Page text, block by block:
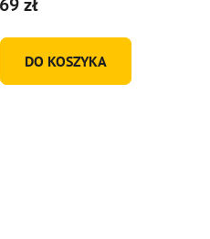
DO KOSZYKA